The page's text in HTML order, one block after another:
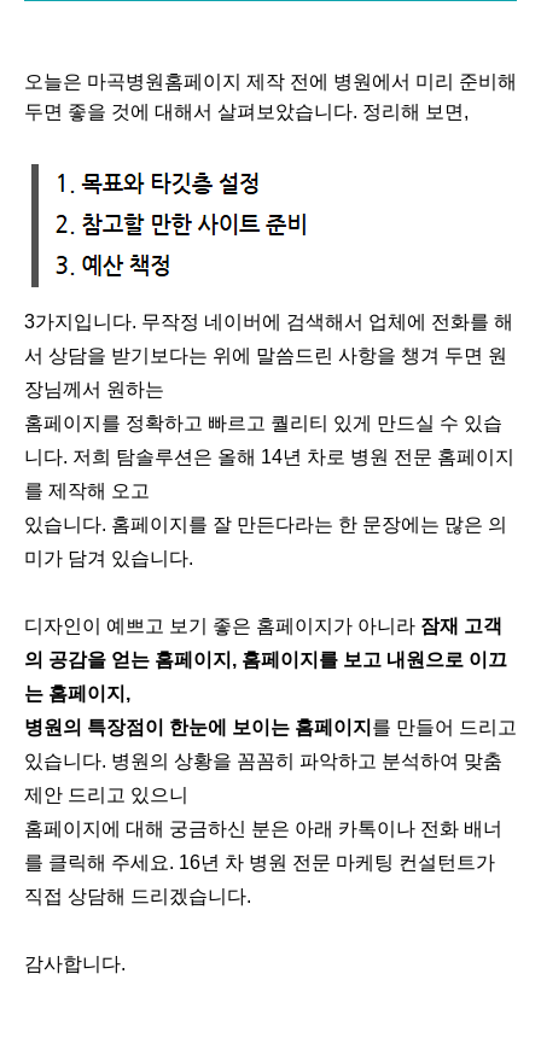
오늘은 마곡병원홈페이지 제작 전에 병원에서 미리 준비해
두면 좋을 것에 대해서 살펴보았습니다. 정리해 보면,
3가지입니다. 무작정 네이버에 검색해서 업체에 전화를 해
서 상담을 받기보다는 위에 말씀드린 사항을 챙겨 두면 원
장님께서 원하는
홈페이지를 정확하고 빠르고 퀄리티 있게 만드실 수 있습
니다. 저희 탐솔루션은 올해 14년 차로 병원 전문 홈페이지
를 제작해 오고
있습니다. 홈페이지를 잘 만든다라는 한 문장에는 많은 의
미가 담겨 있습니다.
디자인이 예쁘고 보기 좋은 홈페이지가 아니라 잠재 고객
의 공감을 얻는 홈페이지, 홈페이지를 보고 내원으로 이끄
는 홈페이지,
병원의 특장점이 한눈에 보이는 홈페이지 를 만들어 드리고
있습니다. 병원의 상황을 꼼꼼히 파악하고 분석하여 맞춤
제안 드리고 있으니
홈페이지에 대해 궁금하신 분은 아래 카톡이나 전화 배너
를 클릭해 주세요. 16년 차 병원 전문 마케팅 컨설턴트가
직접 상담해 드리겠습니다.
감사합니다.